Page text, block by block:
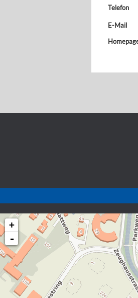
Telefon
E-Mail